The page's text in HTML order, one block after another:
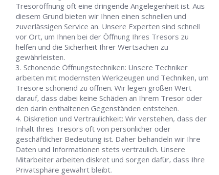
Tresoröffnung oft eine dringende Angelegenheit ist. Aus
diesem Grund bieten wir Ihnen einen schnellen und
zuverlässigen Service an. Unsere Experten sind schnell
vor Ort, um Ihnen bei der Öffnung Ihres Tresors zu
helfen und die Sicherheit Ihrer Wertsachen zu
gewährleisten.
Schonende Öffnungstechniken: Unsere Techniker
arbeiten mit modernsten Werkzeugen und Techniken, um
Tresore schonend zu öffnen. Wir legen großen Wert
darauf, dass dabei keine Schäden an Ihrem Tresor oder
den darin enthaltenen Gegenständen entstehen.
Diskretion und Vertraulichkeit: Wir verstehen, dass der
Inhalt Ihres Tresors oft von persönlicher oder
geschäftlicher Bedeutung ist. Daher behandeln wir Ihre
Daten und Informationen stets vertraulich. Unsere
Mitarbeiter arbeiten diskret und sorgen dafür, dass Ihre
Privatsphäre gewahrt bleibt.